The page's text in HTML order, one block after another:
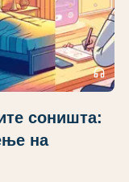
headphones
соништа:
на